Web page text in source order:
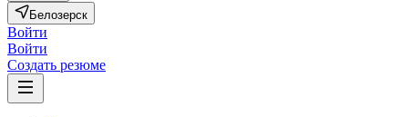
Белозерск
Войти
Войти
Создать резюме